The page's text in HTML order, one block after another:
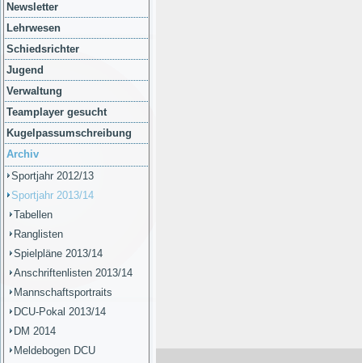
Newsletter
Lehrwesen
Schiedsrichter
Jugend
Verwaltung
Teamplayer gesucht
Kugelpassumschreibung
Archiv
Sportjahr 2012/13
Sportjahr 2013/14
Tabellen
Ranglisten
Spielpläne 2013/14
Anschriftenlisten 2013/14
Mannschaftsportraits
DCU-Pokal 2013/14
DM 2014
Meldebogen DCU